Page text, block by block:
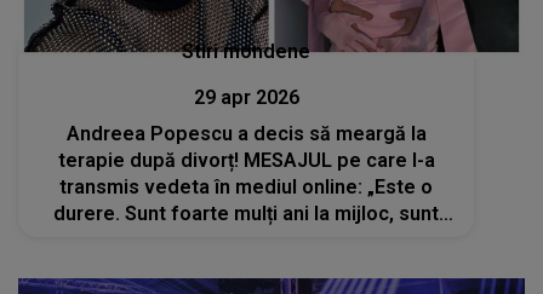
Stiri mondene
29 apr 2026
Andreea Popescu a decis să meargă la
terapie după divorț! MESAJUL pe care l-a
transmis vedeta în mediul online: „Este o
durere. Sunt foarte mulți ani la mijloc, sunt